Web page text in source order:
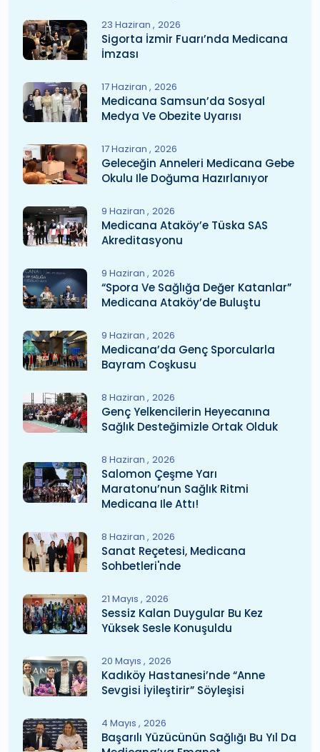
23 Haziran 2026
Sigorta İzmir Fuarı’nda Medicana
İmzası
17 Haziran 2026
Medicana Samsun’da Sosyal
Medya Ve Obezite Uyarısı
17 Haziran 2026
Geleceğin Anneleri Medicana Gebe
Okulu Ile Doğuma Hazırlanıyor
9 Haziran 2026
Medicana Ataköy’e Tüska SAS
Akreditasyonu
9 Haziran 2026
“Spora Ve Sağlığa Değer Katanlar”
Medicana Ataköy’de Buluştu
9 Haziran 2026
Medicana’da Genç Sporcularla
Bayram Coşkusu
8 Haziran 2026
Genç Yelkencilerin Heyecanına
Sağlık Desteğimizle Ortak Olduk
8 Haziran 2026
Salomon Çeşme Yarı
Maratonu’nun Sağlık Ritmi
Medicana Ile Attı!
8 Haziran 2026
Sanat Reçetesi, Medicana
Sohbetleri'nde
21 Mayıs 2026
Sessiz Kalan Duygular Bu Kez
Yüksek Sesle Konuşuldu
20 Mayıs 2026
Kadıköy Hastanesi’nde “Anne
Sevgisi İyileştirir” Söyleşisi
4 Mayıs 2026
Başarılı Yüzücünün Sağlığı Bu Yıl Da